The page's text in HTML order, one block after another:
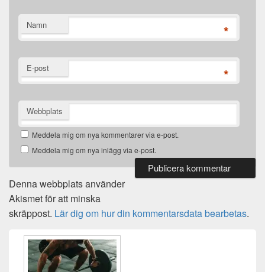
Namn *
E-post *
Webbplats
Meddela mig om nya kommentarer via e-post.
Meddela mig om nya inlägg via e-post.
Denna webbplats använder
Akismet för att minska
skräppost. Lär dig om hur din kommentarsdata bearbetas.
Primära
sidofältet
Widget
område